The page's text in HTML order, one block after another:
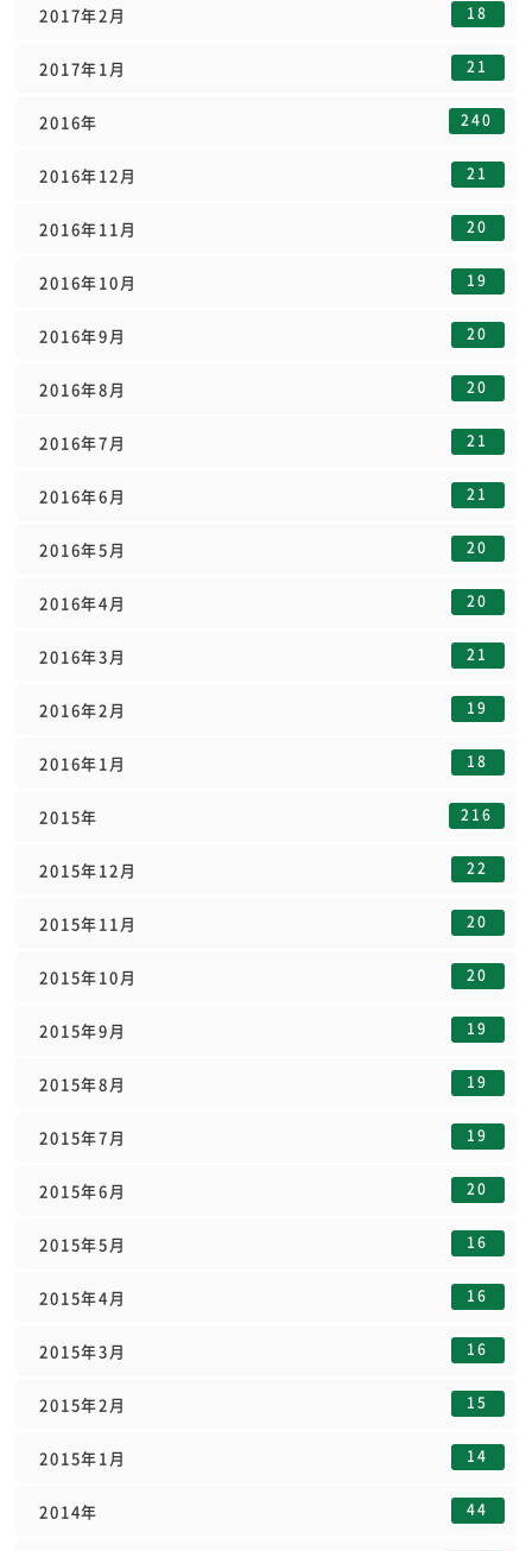
2017年2月 18
2017年1月 21
2016年 240
2016年12月 21
2016年11月 20
2016年10月 19
2016年9月 20
2016年8月 20
2016年7月 21
2016年6月 21
2016年5月 20
2016年4月 20
2016年3月 21
2016年2月 19
2016年1月 18
2015年 216
2015年12月 22
2015年11月 20
2015年10月 20
2015年9月 19
2015年8月 19
2015年7月 19
2015年6月 20
2015年5月 16
2015年4月 16
2015年3月 16
2015年2月 15
2015年1月 14
2014年 44